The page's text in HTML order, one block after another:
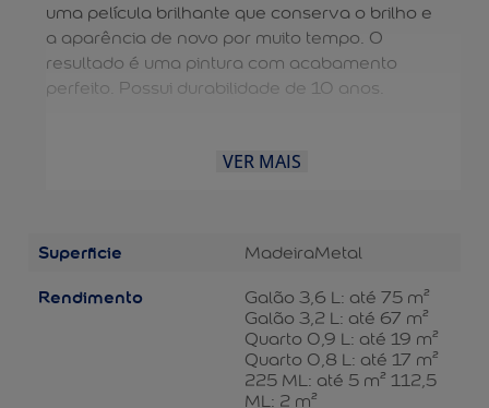
uma película brilhante que conserva o brilho e
a aparência de novo por muito tempo. O
resultado é uma pintura com acabamento
perfeito. Possui durabilidade de 10 anos.
VER MAIS
Superficie MadeiraMetal
Rendimento
Galão 3,6 L: até 75 m²
Galão 3,2 L: até 67 m²
Quarto 0,9 L: até 19 m²
Quarto 0,8 L: até 17 m²
225 ML: até 5 m² 112,5
ML: 2 m²